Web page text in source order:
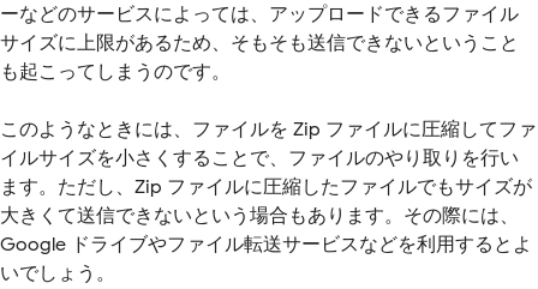
ーなどのサービスによっては、アップロードできるファイル
サイズに上限があるため、そもそも送信できないということ
も起こってしまうのです。
このようなときには、ファイルを Zip ファイルに圧縮してファ
イルサイズを小さくすることで、ファイルのやり取りを行い
ます。ただし、Zip ファイルに圧縮したファイルでもサイズが
大きくて送信できないという場合もあります。その際には、
Google ドライブやファイル転送サービスなどを利用するとよ
いでしょう。